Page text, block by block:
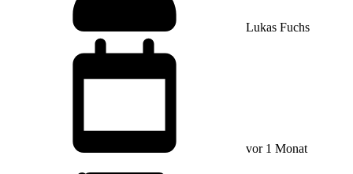
Lukas Fuchs
vor 1 Monat